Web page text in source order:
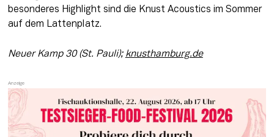
besonderes Highlight sind die Knust Acoustics im Sommer
auf dem Lattenplatz.
Neuer Kamp 30 (St. Pauli); knusthamburg.de